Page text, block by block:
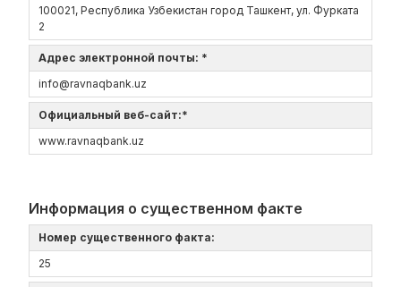
100021, Республика Узбекистан город Ташкент, ул. Фурката
2
Адрес электронной почты: *
info@ravnaqbank.uz
Официальный веб-сайт:*
www.ravnaqbank.uz
Информация о существенном факте
Номер существенного факта:
25